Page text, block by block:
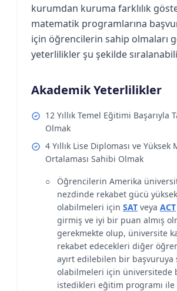
kurumdan kuruma farklılık
matematik programlarına
için öğrencilerin sahip olmaları
yeterlilikler şu şekilde
Akademik Yeterlilikler
12 Yıllık Temel Eğitimi Başarıyla
Olmak
4 Yıllık Lise Diploması ve Yüksek
Ortalaması Sahibi Olmak
Öğrencilerin Amerika
nezdinde rekabet gücü
olabilmeleri için SAT veya ACT
girmiş ve iyi bir puan almış
gerekmekte olup, üniversite
rekabet edecekleri diğer
ayırt edilebilen bir başvuruya
olabilmeleri için üniversitede
istedikleri eğitim programı